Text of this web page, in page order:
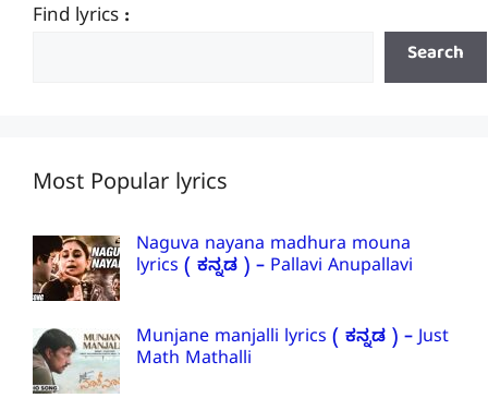
Find lyrics :
Search
Most Popular lyrics
Naguva nayana madhura mouna
lyrics ( ಕನ್ನಡ ) – Pallavi Anupallavi
Munjane manjalli lyrics ( ಕನ್ನಡ ) – Just
Math Mathalli